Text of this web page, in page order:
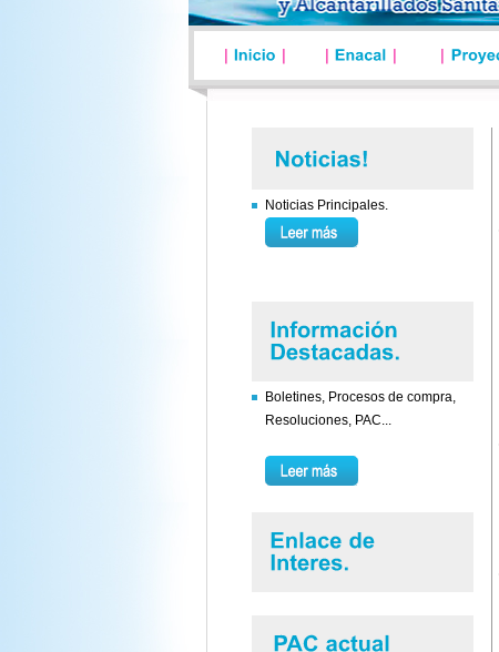
Noticias Principales.
Boletines, Procesos de compra,
Resoluciones, PAC...